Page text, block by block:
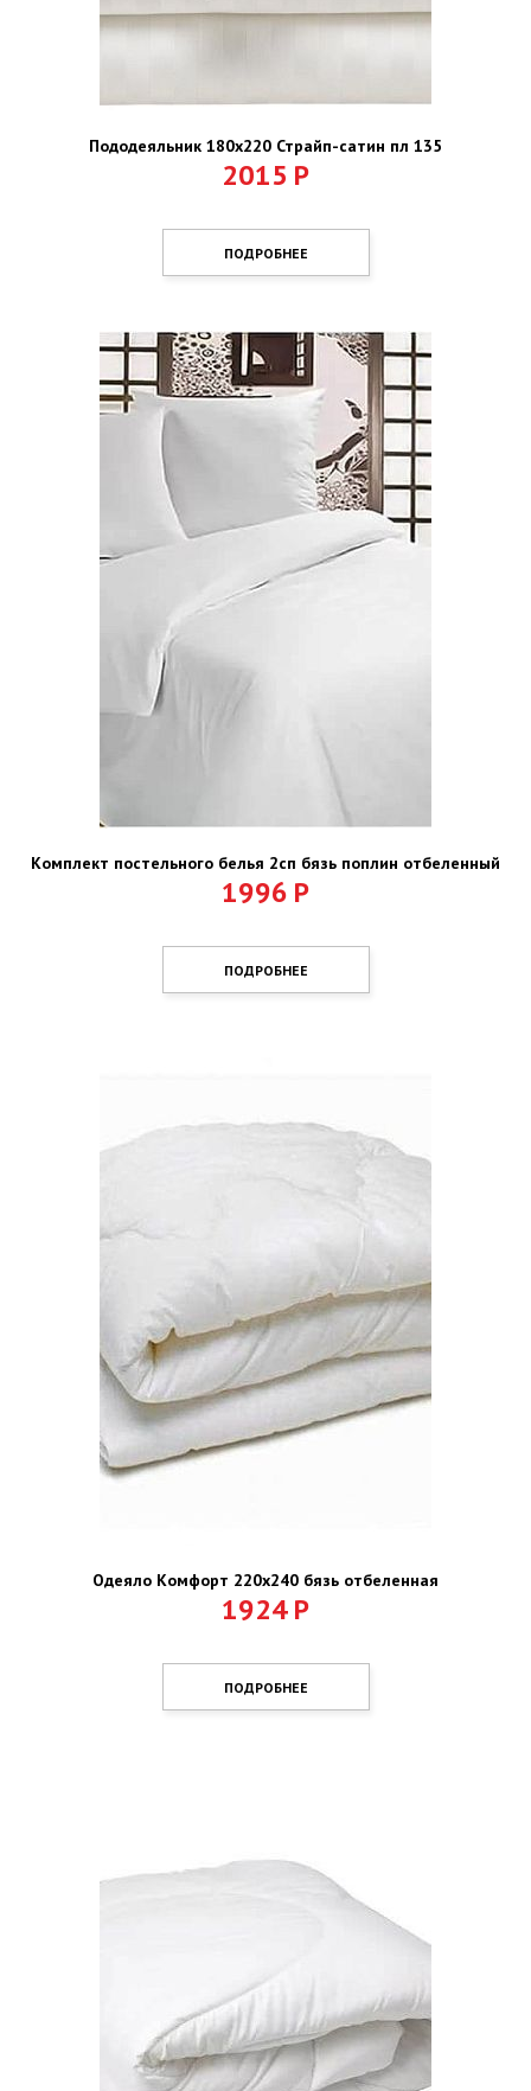
Пододеяльник 180х220 Страйп-сатин пл 135
2015 Р
ПОДРОБНЕЕ
Комплект постельного белья 2сп бязь поплин отбеленный
1996 Р
ПОДРОБНЕЕ
Одеяло Комфорт 220х240 бязь отбеленная
1924Р
ПОДРОБНЕЕ